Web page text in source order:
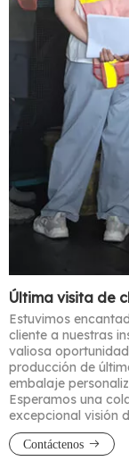
Última visita de
Estuvimos
cliente a nuestras
valiosa
producción de
embalaje
Esperamos una
excepcional visión
Contáctenos